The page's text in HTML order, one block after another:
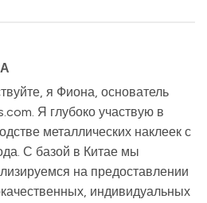
я Фиона, основатель
Я глубоко участвую в
металлических наклеек с
С базой в Китае мы
на предоставлении
индивидуальных